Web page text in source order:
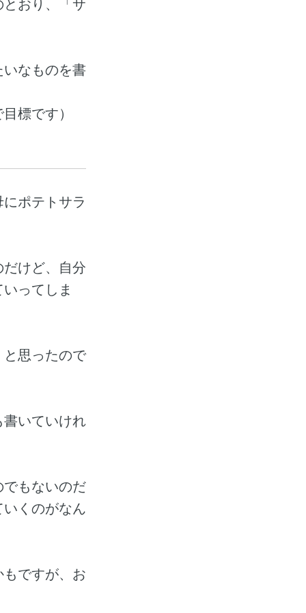
おり、「サ
なものを書
標です）
ポテトサラ
けど、自分
ってしま
思ったので
いていけれ
もないのだ
くのがなん
ですが、お